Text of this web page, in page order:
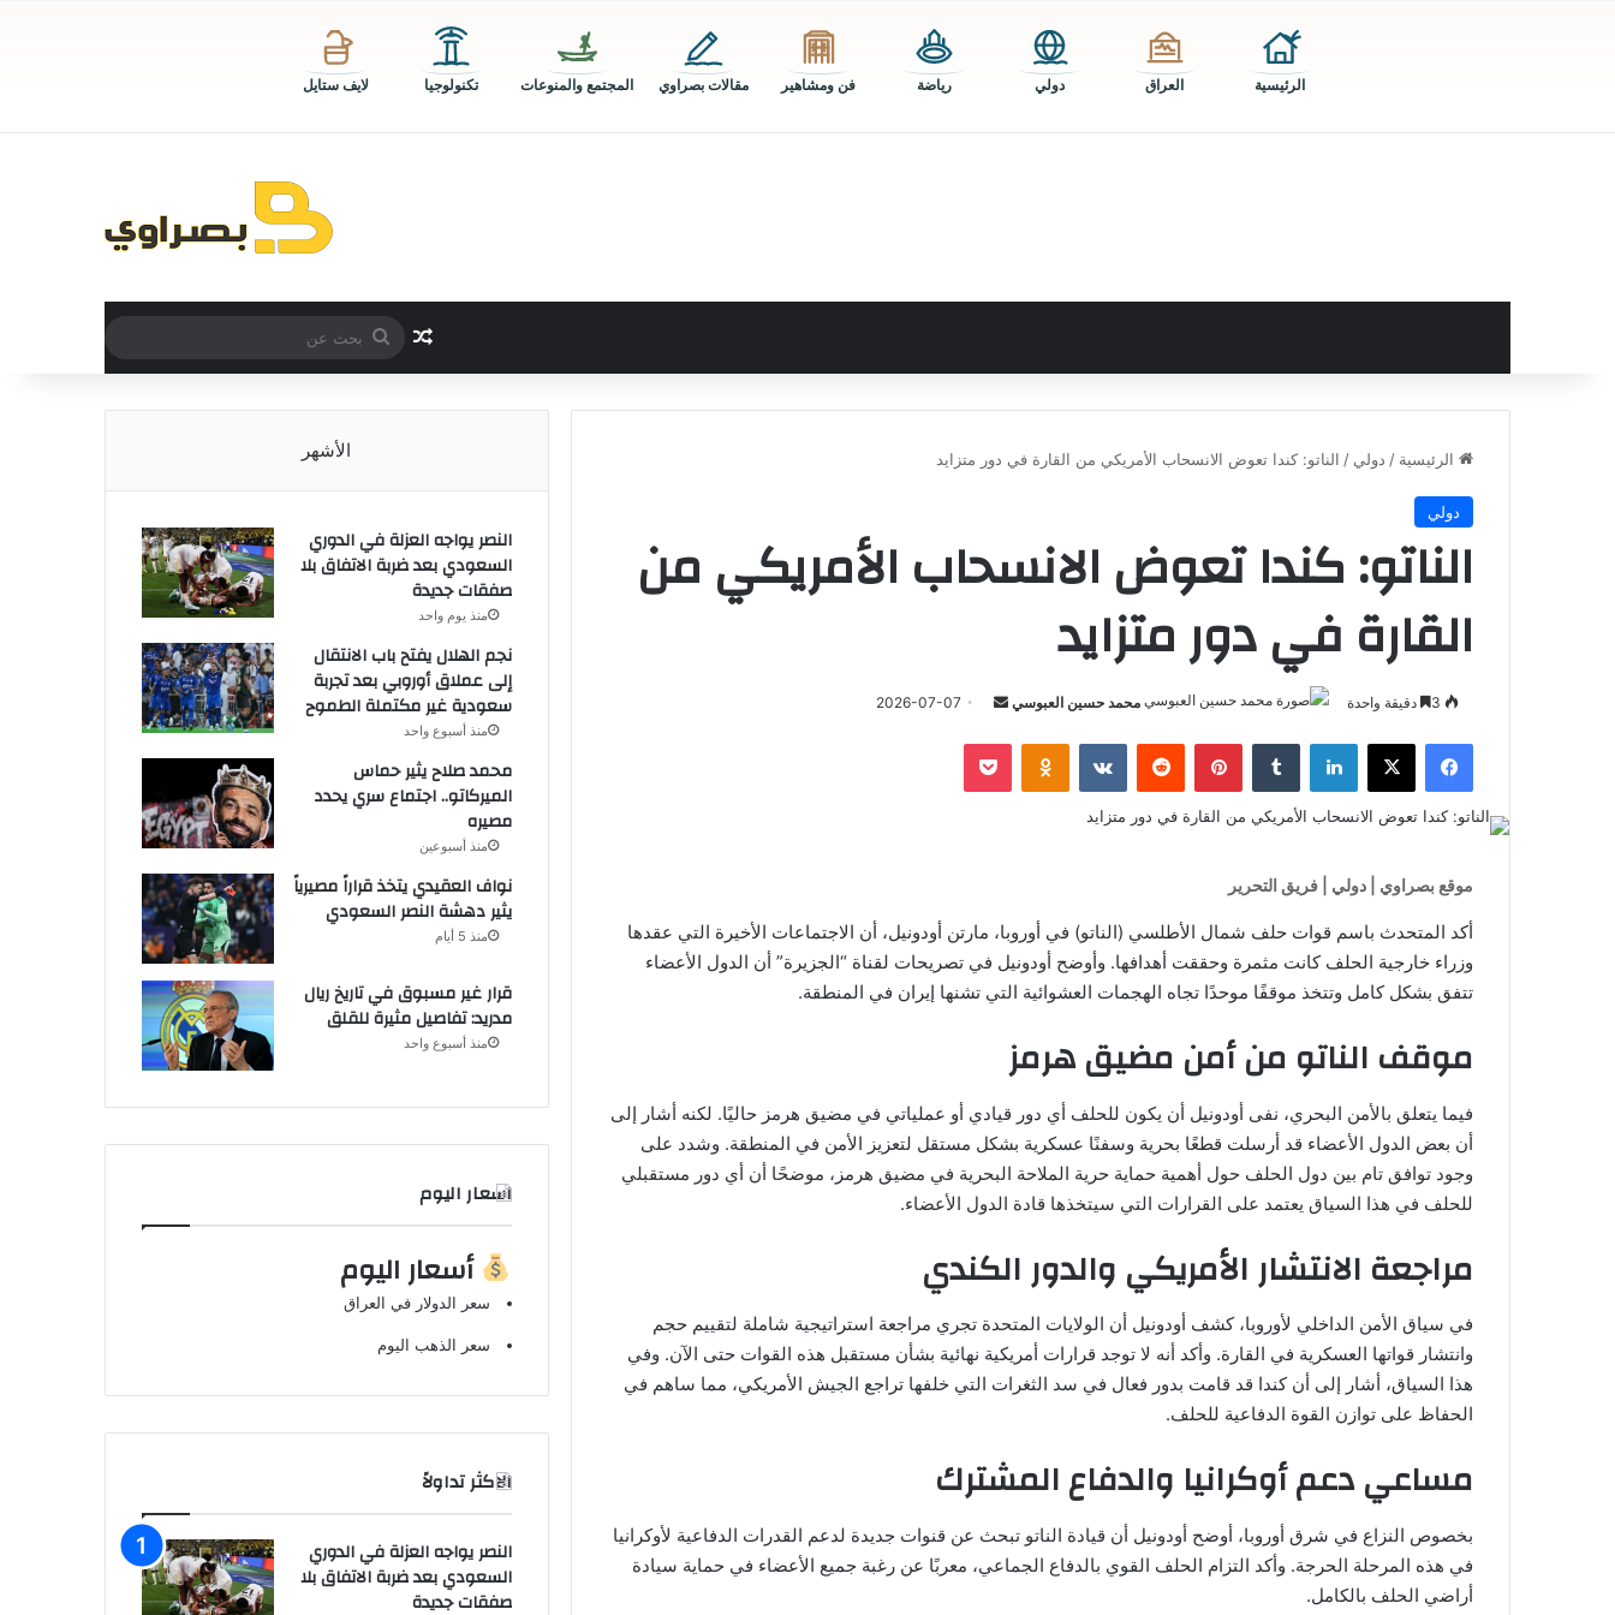
الرئيسية العراق دولي رياضة فن ومشاهير مقالات بصراوي المجتمع والمنوعات تكنولوجيا لايف ستايل
مقال عشوائي
بحث
عن
الرئيسية / دولي / الناتو: كندا تعوض الانسحاب الأمريكي من القارة في دور متزايد
دولي
الناتو: كندا تعوض الانسحاب الأمريكي من
القارة في دور متزايد
محمد حسين العبوسي
أرسل
إلكترونيا
2026-07-07 دقيقة واحدة
فيسبوك ‫X لينكدإن بينتيريست Odnoklassniki
‫Pocket
موقع بصراوي | دولي | فريق التحرير
أكد المتحدث باسم قوات حلف شمال الأطلسي (الناتو) في أوروبا، مارتن أودونيل، أن الاجتماعات الأخيرة التي عقدها
وزراء خارجية الحلف كانت مثمرة وحققت أهدافها. وأوضح أودونيل في تصريحات لقناة “الجزيرة” أن الدول الأعضاء
تتفق بشكل كامل وتتخذ موقفًا موحدًا تجاه الهجمات العشوائية التي تشنها إيران في المنطقة.
موقف الناتو من أمن مضيق هرمز
فيما يتعلق بالأمن البحري، نفى أودونيل أن يكون للحلف أي دور قيادي أو عملياتي في مضيق هرمز حاليًا. لكنه أشار إلى
أن بعض الدول الأعضاء قد أرسلت قطعًا بحرية وسفنًا عسكرية بشكل مستقل لتعزيز الأمن في المنطقة. وشدد على
وجود توافق تام بين دول الحلف حول أهمية حماية حرية الملاحة البحرية في مضيق هرمز، موضحًا أن أي دور مستقبلي
للحلف في هذا السياق يعتمد على القرارات التي سيتخذها قادة الدول الأعضاء.
مراجعة الانتشار الأمريكي والدور الكندي
في سياق الأمن الداخلي لأوروبا، كشف أودونيل أن الولايات المتحدة تجري مراجعة استراتيجية شاملة لتقييم حجم
وانتشار قواتها العسكرية في القارة. وأكد أنه لا توجد قرارات أمريكية نهائية بشأن مستقبل هذه القوات حتى الآن. وفي
هذا السياق، أشار إلى أن كندا قد قامت بدور فعال في سد الثغرات التي خلفها تراجع الجيش الأمريكي، مما ساهم في
الحفاظ على توازن القوة الدفاعية للحلف.
مساعي دعم أوكرانيا والدفاع المشترك
بخصوص النزاع في شرق أوروبا، أوضح أودونيل أن قيادة الناتو تبحث عن قنوات جديدة لدعم القدرات الدفاعية لأوكرانيا
في هذه المرحلة الحرجة. وأكد التزام الحلف القوي بالدفاع الجماعي، معربًا عن رغبة جميع الأعضاء في حماية سيادة
أراضي الحلف بالكامل.
الأشهر
النصر يواجه العزلة في الدوري
السعودي بعد ضربة الاتفاق بلا
صفقات جديدة
منذ يوم واحد
نجم الهلال يفتح باب الانتقال
إلى عملاق أوروبي بعد تجربة
سعودية غير مكتملة الطموح
منذ أسبوع واحد
محمد صلاح يثير حماس
الميركاتو.. اجتماع سري يحدد
مصيره
منذ أسبوعين
نواف العقيدي يتخذ قراراً مصيرياً
يثير دهشة النصر السعودي
منذ 5 أيام
قرار غير مسبوق في تاريخ ريال
مدريد: تفاصيل مثيرة للقلق
منذ أسبوع واحد
اسعار اليوم
أسعار اليوم
سعر الدولار في العراق
سعر الذهب اليوم
الاكثر تداولاً
النصر يواجه العزلة في الدوري
السعودي بعد ضربة الاتفاق بلا
صفقات جديدة